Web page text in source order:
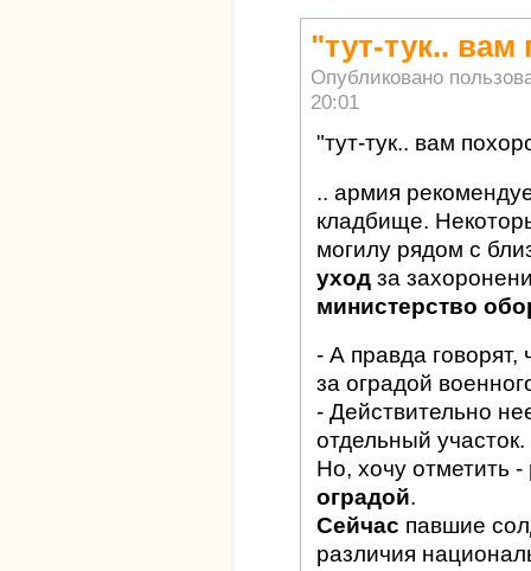
"тут-тук.. вам
Опубликовано
20:01
"тут-тук.. вам
.. армия
кладбище.
могилу рядом с
уход за
министерство
- А правда говорят,
за оградой
- Действительно
отдельный участок.
Но, хочу отметить -
оградой.
Сейчас павшие
различия